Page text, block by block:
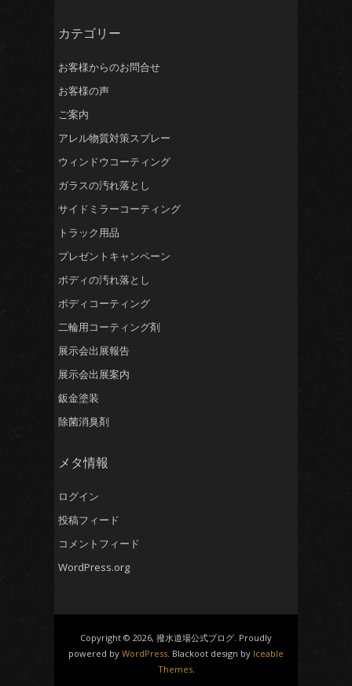
カテゴリー
お客様からのお問合せ
お客様の声
ご案内
アレル物質対策スプレー
ウィンドウコーティング
ガラスの汚れ落とし
サイドミラーコーティング
トラック用品
プレゼントキャンペーン
ボディの汚れ落とし
ボディコーティング
二輪用コーティング剤
展示会出展報告
展示会出展案内
鈑金塗装
除菌消臭剤
メタ情報
ログイン
投稿フィード
コメントフィード
WordPress.org
Copyright © 2026, 撥水道場公式ブログ. Proudly
powered by WordPress. Blackoot design by Iceable
Themes.